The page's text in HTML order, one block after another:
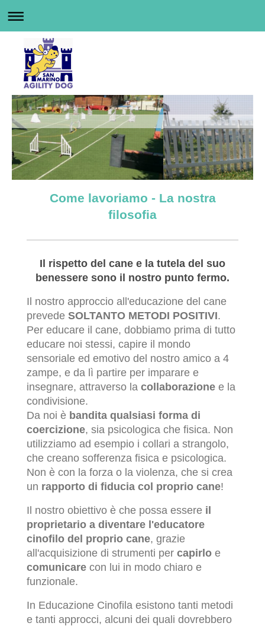
Come lavoriamo - La nostra
filosofia
Il rispetto del cane e la tutela del suo
benessere sono il nostro punto fermo.
Il nostro approccio all'educazione del cane
prevede SOLTANTO METODI POSITIVI.
Per educare il cane, dobbiamo prima di tutto
educare noi stessi, capire il mondo
sensoriale ed emotivo del nostro amico a 4
zampe, e da lì partire per imparare e
insegnare, attraverso la collaborazione e la
condivisione.
Da noi è bandita qualsiasi forma di
coercizione, sia psicologica che fisica. Non
utilizziamo ad esempio i collari a strangolo,
che creano sofferenza fisica e psicologica.
Non è con la forza o la violenza, che si crea
un rapporto di fiducia col proprio cane!
Il nostro obiettivo è che possa essere il
proprietario a diventare l'educatore
cinofilo del proprio cane, grazie
all'acquisizione di strumenti per capirlo e
comunicare con lui in modo chiaro e
funzionale.
In Educazione Cinofila esistono tanti metodi
e tanti approcci, alcuni dei quali dovrebbero